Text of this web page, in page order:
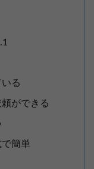
る
ができる
簡単